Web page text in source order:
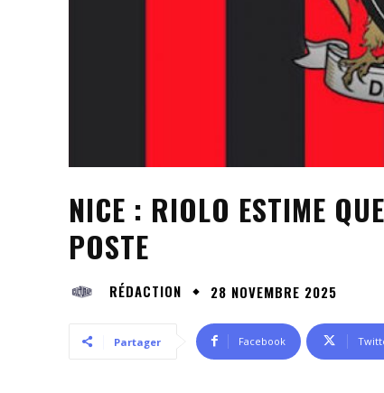
NICE : RIOLO ESTIME
POSTE
RÉDACTION 28 NOVEMBRE 2025
Partager Facebook